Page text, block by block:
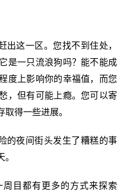
这一区。您找不到住处，
是一只流浪狗吗？能不能成
度上影响你的幸福值，而您
，但有可能上瘾。您可以寄
得一些进展。
夜间街头发生了糟糕的事
目都有更多的方式来探索